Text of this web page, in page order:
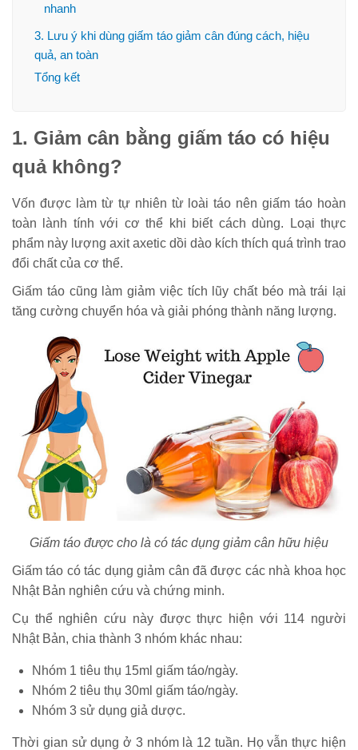
nhanh
3. Lưu ý khi dùng giấm táo giảm cân đúng cách, hiệu
quả, an toàn
Tổng kết
1. Giảm cân bằng giấm táo có hiệu
quả không?
Vốn được làm từ tự nhiên từ loài táo nên giấm táo hoàn
toàn lành tính với cơ thể khi biết cách dùng. Loại thực
phẩm này lượng axit axetic dồi dào kích thích quá trình trao
đổi chất của cơ thể.
Giấm táo cũng làm giảm việc tích lũy chất béo mà trái lại
tăng cường chuyển hóa và giải phóng thành năng lượng.
Giấm táo được cho là có tác dụng giảm cân hữu hiệu
Giấm táo có tác dụng giảm cân đã được các nhà khoa học
Nhật Bản nghiên cứu và chứng minh.
Cụ thể nghiên cứu này được thực hiện với 114 người
Nhật Bản, chia thành 3 nhóm khác nhau:
Nhóm 1 tiêu thụ 15ml giấm táo/ngày.
Nhóm 2 tiêu thụ 30ml giấm táo/ngày.
Nhóm 3 sử dụng giả dược.
Thời gian sử dụng ở 3 nhóm là 12 tuần. Họ vẫn thực hiện